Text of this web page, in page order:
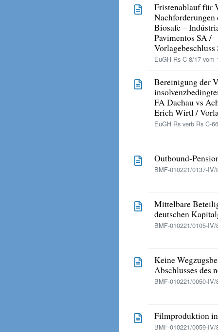
Fristenablauf für
Nachforderungen
Biosafe –
Pavimentos SA /
EuGH Rs C-8/17 vom
Bereinigung der
FA Dachau vs
Erich Wirtl /
EuGH Rs verb Rs C-
Outbound-
BMF-010221/0137-
Mittelbare
deutschen
BMF-010221/0105-
Keine
Abschlusses des
BMF-010221/0050-
Filmproduktion
BMF-010221/0059-